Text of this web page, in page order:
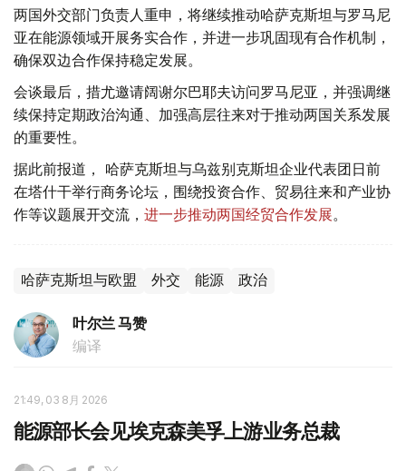
两国外交部门负责人重申，将继续推动哈萨克斯坦与罗马尼
亚在能源领域开展务实合作，并进一步巩固现有合作机制，
确保双边合作保持稳定发展。
会谈最后，措尤邀请阔谢尔巴耶夫访问罗马尼亚，并强调继
续保持定期政治沟通、加强高层往来对于推动两国关系发展
的重要性。
据此前报道， 哈萨克斯坦与乌兹别克斯坦企业代表团日前
在塔什干举行商务论坛，围绕投资合作、贸易往来和产业协
作等议题展开交流， 进一步推动两国经贸合作发展。
哈萨克斯坦与欧盟 外交 能源 政治
叶尔兰 马赞
编译
21:49, 03 8月 2026
能源部长会见埃克森美孚上游业务总裁